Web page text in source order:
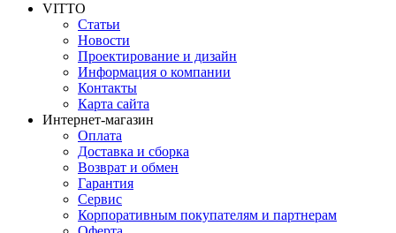
VITTO
Статьи
Новости
Проектирование и дизайн
Информация о компании
Контакты
Карта сайта
Интернет-магазин
Оплата
Доставка и сборка
Возврат и обмен
Гарантия
Сервис
Корпоративным покупателям и партнерам